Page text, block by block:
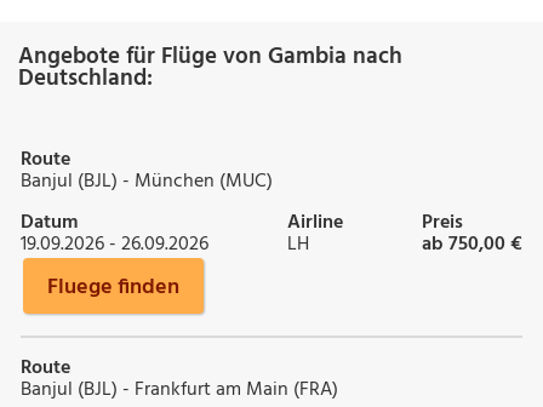
Angebote für Flüge von Gambia nach
Deutschland:
Route
Banjul (BJL) - München (MUC)
Datum
19.09.2026 - 26.09.2026
Airline
LH
Preis
ab 750,00 €
Fluege finden
Route
Banjul (BJL) - Frankfurt am Main (FRA)